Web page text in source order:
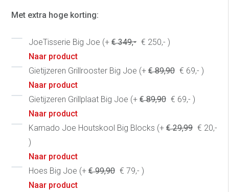
Met extra hoge korting:
JoeTisserie Big Joe (+€ 349,- € 250,- )
Naar product
Gietijzeren Grillrooster Big Joe (+€ 89,90 € 69,- )
Naar product
Gietijzeren Grillplaat Big Joe (+€ 89,90 € 69,- )
Naar product
Kamado Joe Houtskool Big Blocks (+€ 29,99 € 20,-
)
Naar product
Hoes Big Joe (+€ 99,90 € 79,- )
Naar product